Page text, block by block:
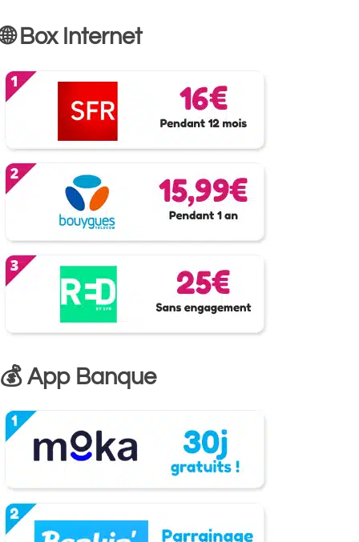
🌐 Box Internet
💰 App Banque